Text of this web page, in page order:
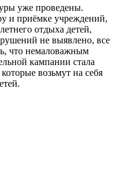
уже проведены.
и приёмке учреждений,
отдыха детей,
не выявлено, все
что немаловажным
кампании стала
возьмут на себя